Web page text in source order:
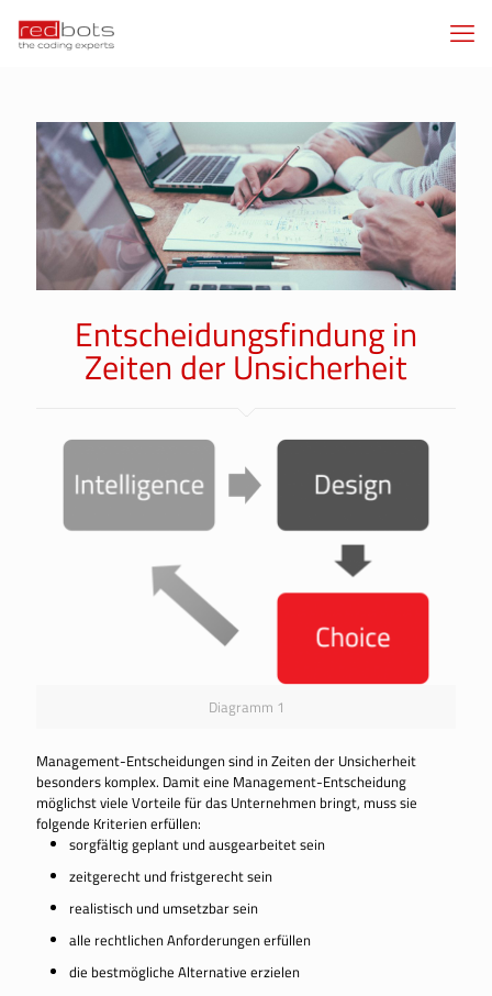
Entscheidungsfindung in
Zeiten der Unsicherheit
Diagramm 1
Management-Entscheidungen sind in Zeiten der Unsicherheit
besonders komplex. Damit eine Management-Entscheidung
möglichst viele Vorteile für das Unternehmen bringt, muss sie
folgende Kriterien erfüllen:
sorgfältig geplant und ausgearbeitet sein
zeitgerecht und fristgerecht sein
realistisch und umsetzbar sein
alle rechtlichen Anforderungen erfüllen
die bestmögliche Alternative erzielen